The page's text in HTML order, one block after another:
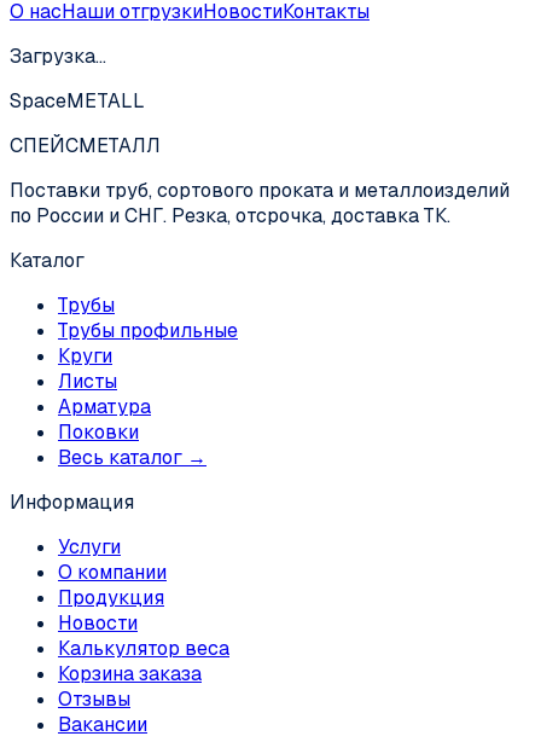
О насНаши отгрузкиНовостиКонтакты
Загрузка…
SpaceMETALL
СПЕЙСМЕТАЛЛ
Поставки труб, сортового проката и металлоизделий
по России и СНГ. Резка, отсрочка, доставка ТК.
Каталог
Трубы
Трубы профильные
Круги
Листы
Арматура
Поковки
Весь каталог →
Информация
Услуги
О компании
Продукция
Новости
Калькулятор веса
Корзина заказа
Отзывы
Вакансии